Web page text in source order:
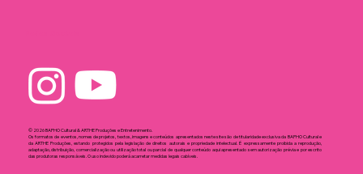
© 2026 BAPHO Cultural & ARTHE Produções e Entretenimento.
Os formatos de eventos, nomes de projetos, textos, imagens e conteúdos apresentados neste site são de titularidade exclusiva da BAPHO Cultural e
da ARTHE Produções, estando protegidos pela legislação de direitos autorais e propriedade intelectual. É expressamente proibida a reprodução,
adaptação, distribuição, comercialização ou utilização total ou parcial de qualquer conteúdo aqui apresentado sem autorização prévia e por escrito
das produtoras responsáveis. O uso indevido poderá acarretar medidas legais cabíveis.